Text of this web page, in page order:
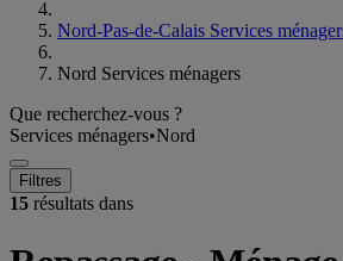
Nord-Pas-de-Calais Services
Nord Services ménagers
Que recherchez-vous ?
Services ménagers•Nord
Filtres
15 résultats dans